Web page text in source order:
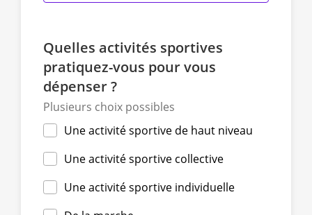
Quelles activités sportives
pratiquez-vous pour vous
dépenser ?
Plusieurs choix possibles
Une activité sportive de haut niveau
Une activité sportive collective
Une activité sportive individuelle